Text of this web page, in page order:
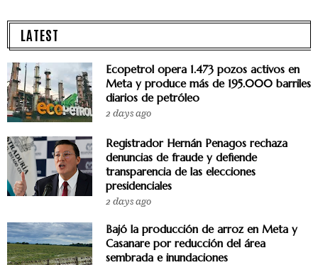
LATEST
Ecopetrol opera 1.473 pozos activos en
Meta y produce más de 195.000 barriles
diarios de petróleo
2 days ago
Registrador Hernán Penagos rechaza
denuncias de fraude y defiende
transparencia de las elecciones
presidenciales
2 days ago
Bajó la producción de arroz en Meta y
Casanare por reducción del área
sembrada e inundaciones